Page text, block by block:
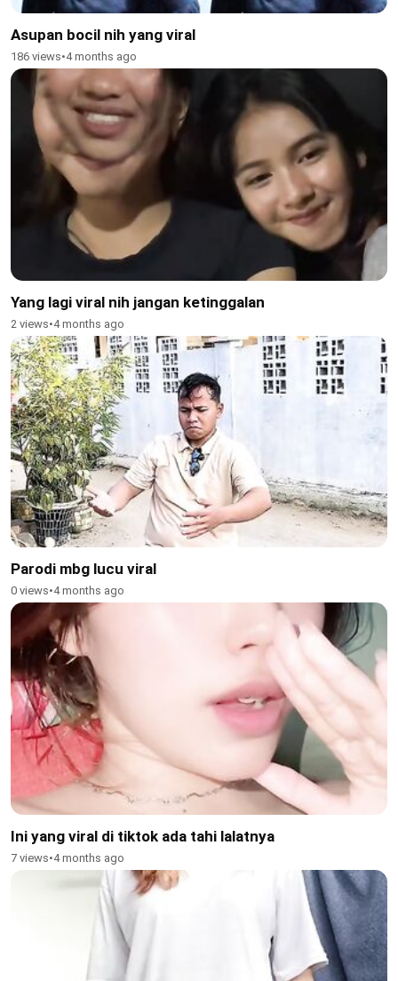
Asupan bocil nih yang viral
186 views•4 months ago
Yang lagi viral nih jangan ketinggalan
2 views•4 months ago
Parodi mbg lucu viral
0 views•4 months ago
Ini yang viral di tiktok ada tahi lalatnya
7 views•4 months ago